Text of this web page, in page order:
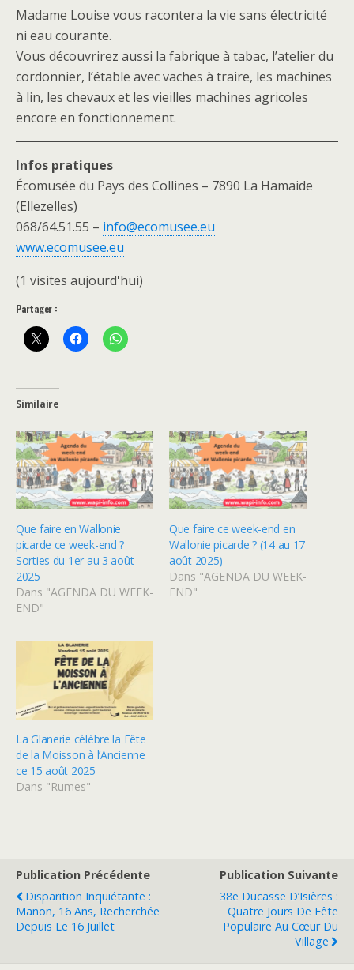
Madame Louise vous racontera la vie sans électricité
ni eau courante.
Vous découvrirez aussi la fabrique à tabac, l’atelier du
cordonnier, l’étable avec vaches à traire, les machines
à lin, les chevaux et les vieilles machines agricoles
encore en fonctionnement.
Infos pratiques
Écomusée du Pays des Collines – 7890 La Hamaide
(Ellezelles)
068/64.51.55 – info@ecomusee.eu
www.ecomusee.eu
(1 visites aujourd'hui)
Partager :
Similaire
Que faire en Wallonie
picarde ce week-end ?
Sorties du 1er au 3 août
2025
Dans "AGENDA DU WEEK-
END"
Que faire ce week-end en
Wallonie picarde ? (14 au 17
août 2025)
Dans "AGENDA DU WEEK-
END"
La Glanerie célèbre la Fête
de la Moisson à l’Ancienne
ce 15 août 2025
Dans "Rumes"
Publication Précédente
Disparition Inquiétante :
Manon, 16 Ans, Recherchée
Depuis Le 16 Juillet
Publication Suivante
38e Ducasse D’Isières :
Quatre Jours De Fête
Populaire Au Cœur Du
Village